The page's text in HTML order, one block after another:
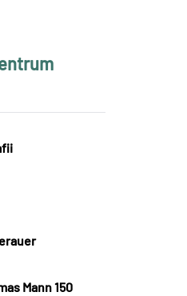
Mann 150